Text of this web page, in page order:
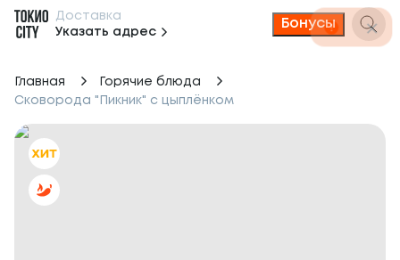
Доставка
Указать адрес
Бонусы
Главная
Горячие блюда
Сковорода "Пикник" с цыплёнком